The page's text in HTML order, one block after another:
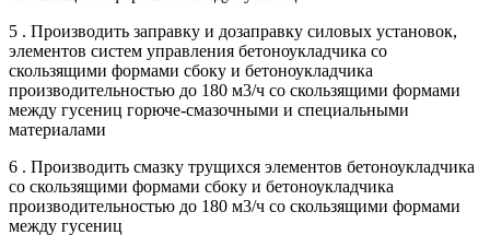
5 . Производить заправку и дозаправку силовых установок,
элементов систем управления бетоноукладчика со
скользящими формами сбоку и бетоноукладчика
производительностью до 180 м3/ч со скользящими формами
между гусениц горюче-смазочными и специальными
материалами
6 . Производить смазку трущихся элементов бетоноукладчика
со скользящими формами сбоку и бетоноукладчика
производительностью до 180 м3/ч со скользящими формами
между гусениц